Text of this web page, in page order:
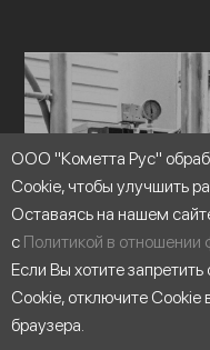
ООО "Кометта Рус"
Cookie, чтобы улучшить
Оставаясь на нашем
с Политикой в отношении
Если Вы хотите
Cookie, отключите Cookie
браузера.